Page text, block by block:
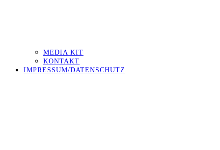
MEDIA KIT
KONTAKT
IMPRESSUM/DATENSCHUTZ